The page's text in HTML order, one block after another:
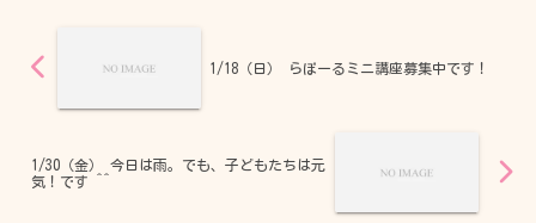
1/18（日） らぽーるミニ講座募集中です！
1/30（金） 今日は雨。でも、子どもたちは元
気！です ^^